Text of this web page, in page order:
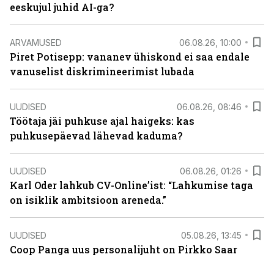
eeskujul juhid AI-ga?
ARVAMUSED 06.08.26, 10:00
Piret Potisepp: vananev ühiskond ei saa endale
vanuselist diskrimineerimist lubada
UUDISED 06.08.26, 08:46
Töötaja jäi puhkuse ajal haigeks: kas
puhkusepäevad lähevad kaduma?
UUDISED 06.08.26, 01:26
Karl Oder lahkub CV-Online’ist: “Lahkumise taga
on isiklik ambitsioon areneda.”
UUDISED 05.08.26, 13:45
Coop Panga uus personalijuht on Pirkko Saar